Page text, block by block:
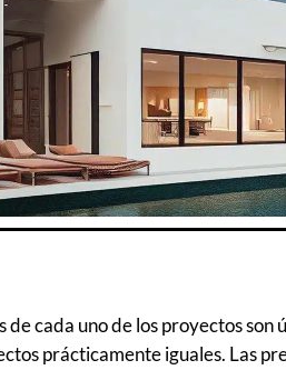
de cada uno de los proyectos
prácticamente iguales. Las